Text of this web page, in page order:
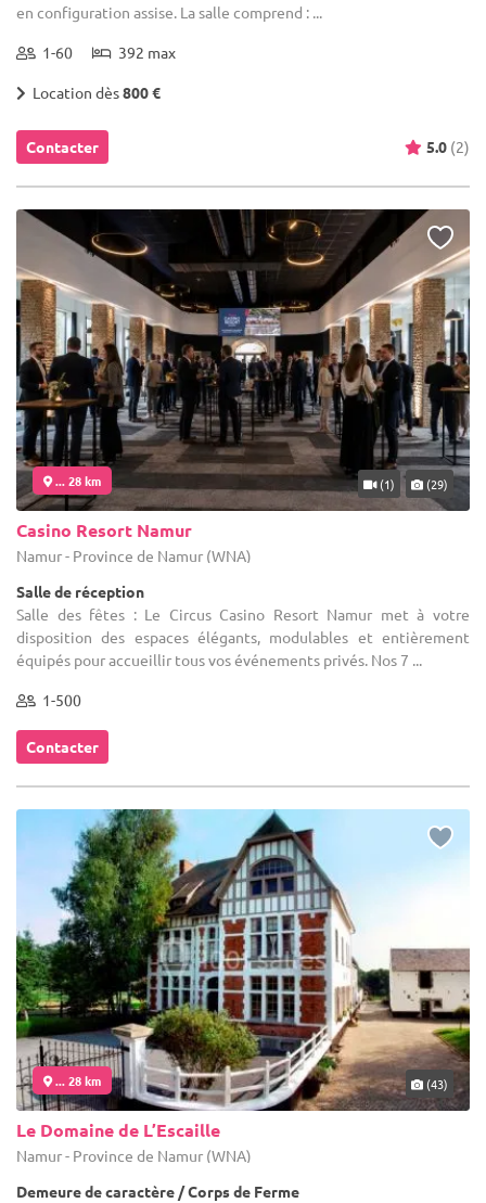
en configuration assise. La salle comprend : ...
1-60 392 max
Location dès800 €
Contacter 5.0 (2)
... 28 km (1) (29)
Casino Resort Namur
Namur - Province de Namur (WNA)
Salle de réception
Salle des fêtes : Le Circus Casino Resort Namur met à votre
disposition des espaces élégants, modulables et entièrement
équipés pour accueillir tous vos événements privés. Nos 7 ...
1-500
Contacter
... 28 km (43)
Le Domaine de L’Escaille
Namur - Province de Namur (WNA)
Demeure de caractère / Corps de Ferme